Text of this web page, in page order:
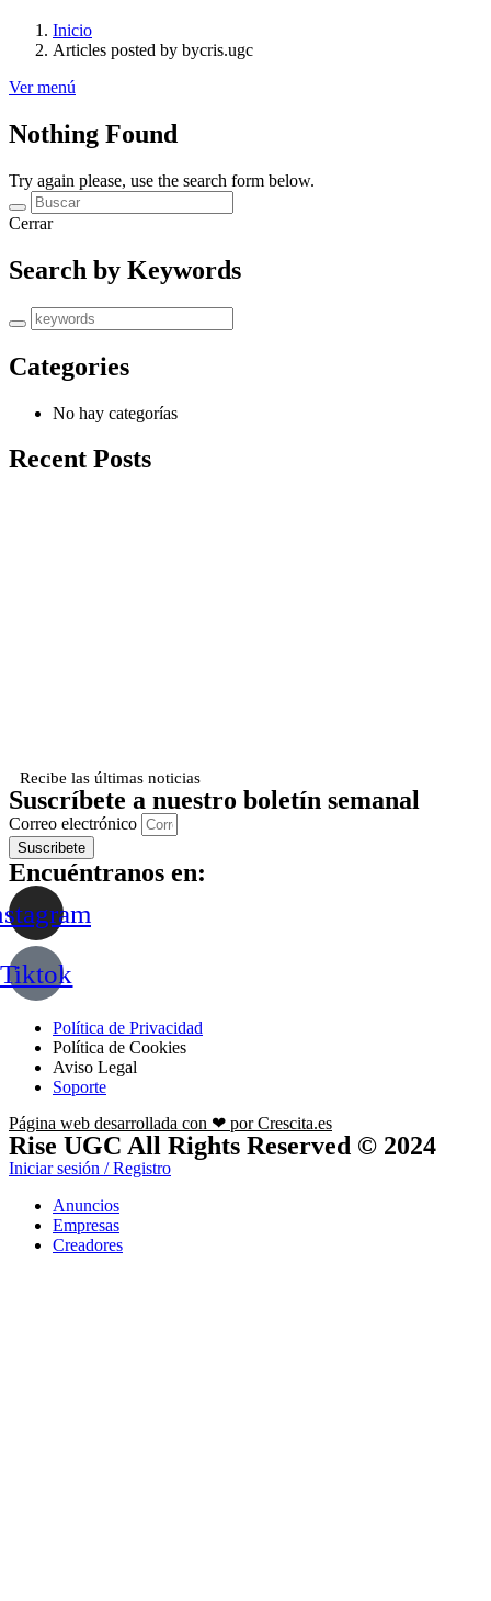
Inicio
Articles posted by bycris.ugc
Ver menú
Nothing Found
Try again please, use the search form below.
Cerrar
Search by Keywords
Categories
No hay categorías
Recent Posts
Recibe las últimas noticias
Suscríbete a nuestro boletín semanal
Correo electrónico
Suscribete
Encuéntranos en:
Tiktok
Política de Privacidad
Política de Cookies
Aviso Legal
Soporte
Página web desarrollada con ❤ por Crescita.es
Rise UGC All Rights Reserved © 2024
Iniciar sesión / Registro
Anuncios
Empresas
Creadores